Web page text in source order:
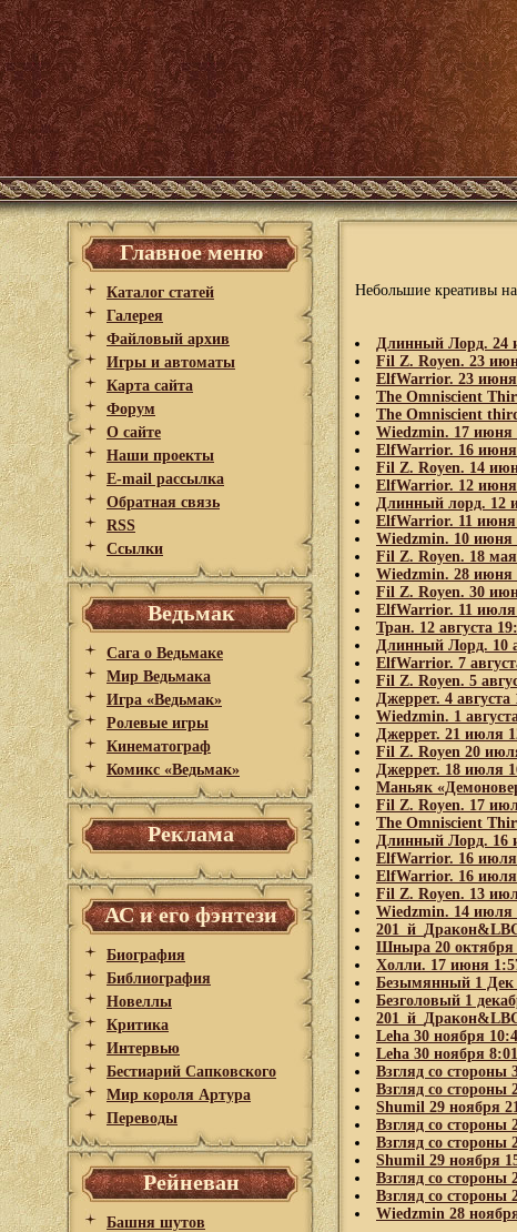
Главное меню
Каталог статей
Галерея
Файловый архив
Игры и автоматы
Карта сайта
Форум
О сайте
Наши проекты
E-mail рассылка
Обратная связь
RSS
Ссылки
Ведьмак
Сага о Ведьмаке
Мир Ведьмака
Игра «Ведьмак»
Ролевые игры
Кинематограф
Комикс «Ведьмак»
Реклама
АС и его фэнтези
Биография
Библиография
Новеллы
Критика
Интервью
Бестиарий Сапковского
Мир короля Артура
Переводы
Рейневан
Башня шутов
Небольшие креативы
Длинный Лорд. 24
Fil Z. Royen. 23
ElfWarrior. 23
The Omniscient
The Omniscient
Wiedzmin. 17 июня
ElfWarrior. 16
Fil Z. Royen. 14
ElfWarrior. 12
Длинный лорд. 12
ElfWarrior. 11
Wiedzmin. 10
Fil Z. Royen. 18
Wiedzmin. 28 июня
Fil Z. Royen. 30
ElfWarrior. 11
Тран. 12 августа
Длинный Лорд. 10
ElfWarrior. 7
Fil Z. Royen. 5
Джеррет. 4
Wiedzmin. 1
Джеррет. 21 июля
Fil Z. Royen 20
Джеррет. 18 июля
Маньяк
Fil Z. Royen. 17
The Omniscient
Длинный Лорд. 16
ElfWarrior. 16
ElfWarrior. 16
Fil Z. Royen. 13
Wiedzmin. 14 июля
Шныра 20 октября
Холли. 17 июня
Безымянный 1 Дек
Безголовый 1
Leha 30 ноября
Leha 30 ноября
Взгляд со стороны
Взгляд со стороны
Shumil 29 ноября
Взгляд со стороны
Взгляд со стороны
Shumil 29 ноября
Взгляд со стороны
Взгляд со стороны
Wiedzmin 28